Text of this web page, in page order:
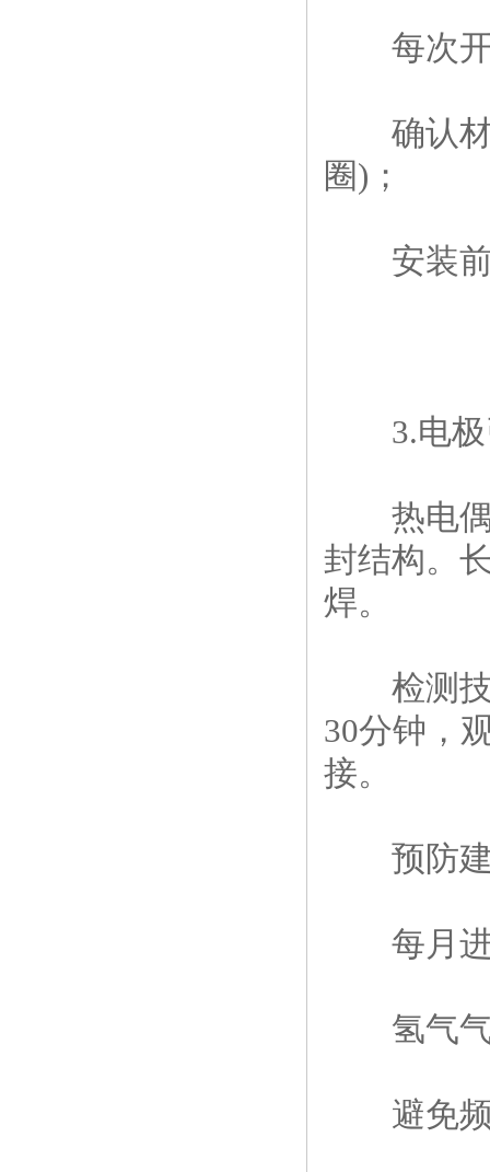
每次开
确认材
圈)；
安装前
3.电极
热电偶
封结构。
焊。
检测技
30分钟，
接。
预防建
每月进
氢气气
避免频